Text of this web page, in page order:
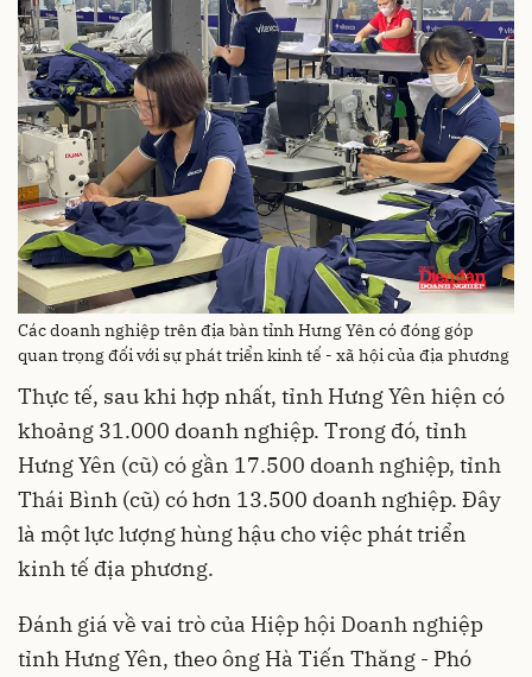
Các doanh nghiệp trên địa bàn tỉnh Hưng Yên có đóng góp
quan trọng đối với sự phát triển kinh tế - xã hội của địa phương
Thực tế, sau khi hợp nhất, tỉnh Hưng Yên hiện có
khoảng 31.000 doanh nghiệp. Trong đó, tỉnh
Hưng Yên (cũ) có gần 17.500 doanh nghiệp, tỉnh
Thái Bình (cũ) có hơn 13.500 doanh nghiệp. Đây
là một lực lượng hùng hậu cho việc phát triển
kinh tế địa phương.
Đánh giá về vai trò của Hiệp hội Doanh nghiệp
tỉnh Hưng Yên, theo ông Hà Tiến Thăng - Phó